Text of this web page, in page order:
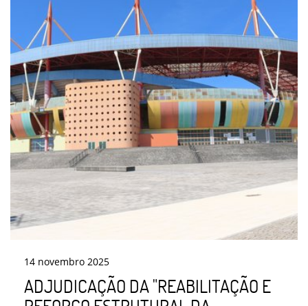
14 novembro 2025
ADJUDICAÇÃO DA "REABILITAÇÃO E